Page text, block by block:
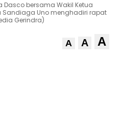
Dasco bersama Wakil Ketua
Sandiaga Uno menghadiri rapat
Gerindra)
A A A